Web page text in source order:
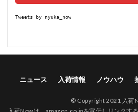
Tweets by nyuka_now
ニュース 入荷情報 ノウハウ
© Copyright 2021 入荷
入荷Nowは、amazon.co.jpを宣伝しリンクす